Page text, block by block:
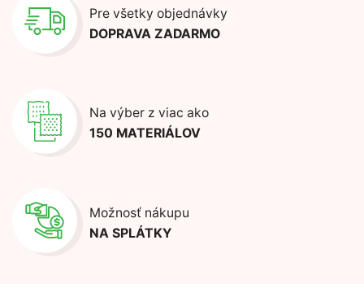
Pre všetky objednávky
DOPRAVA ZADARMO
Na výber z viac ako
150 MATERIÁLOV
Možnosť nákupu
NA SPLÁTKY